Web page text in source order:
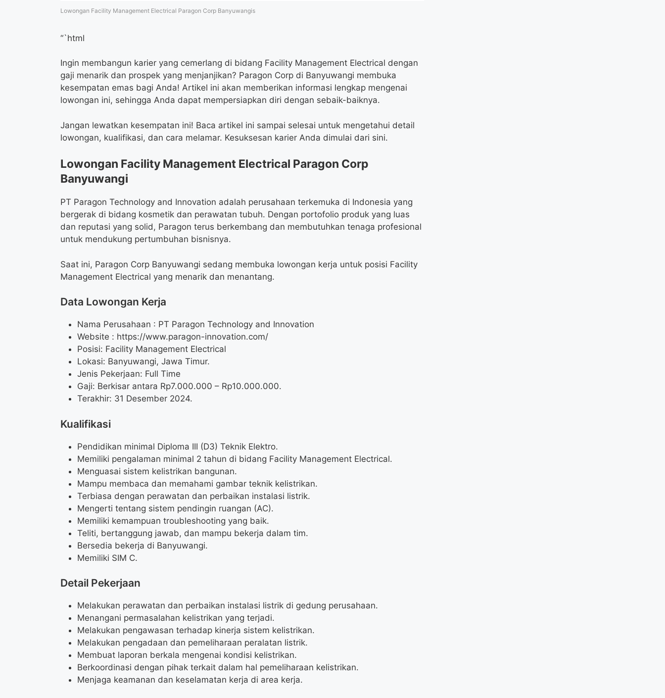
Lowongan Facility Management Electrical Paragon Corp Banyuwangis
“`html
Ingin membangun karier yang cemerlang di bidang Facility Management Electrical dengan
gaji menarik dan prospek yang menjanjikan? Paragon Corp di Banyuwangi membuka
kesempatan emas bagi Anda! Artikel ini akan memberikan informasi lengkap mengenai
lowongan ini, sehingga Anda dapat mempersiapkan diri dengan sebaik-baiknya.
Jangan lewatkan kesempatan ini! Baca artikel ini sampai selesai untuk mengetahui detail
lowongan, kualifikasi, dan cara melamar. Kesuksesan karier Anda dimulai dari sini.
Lowongan Facility Management Electrical Paragon Corp
Banyuwangi
PT Paragon Technology and Innovation adalah perusahaan terkemuka di Indonesia yang
bergerak di bidang kosmetik dan perawatan tubuh. Dengan portofolio produk yang luas
dan reputasi yang solid, Paragon terus berkembang dan membutuhkan tenaga profesional
untuk mendukung pertumbuhan bisnisnya.
Saat ini, Paragon Corp Banyuwangi sedang membuka lowongan kerja untuk posisi Facility
Management Electrical yang menarik dan menantang.
Data Lowongan Kerja
Nama Perusahaan : PT Paragon Technology and Innovation
Website : https://www.paragon-innovation.com/
Posisi: Facility Management Electrical
Lokasi: Banyuwangi, Jawa Timur.
Jenis Pekerjaan: Full Time
Gaji: Berkisar antara Rp7.000.000 – Rp10.000.000.
Terakhir: 31 Desember 2024.
Kualifikasi
Pendidikan minimal Diploma III (D3) Teknik Elektro.
Memiliki pengalaman minimal 2 tahun di bidang Facility Management Electrical.
Menguasai sistem kelistrikan bangunan.
Mampu membaca dan memahami gambar teknik kelistrikan.
Terbiasa dengan perawatan dan perbaikan instalasi listrik.
Mengerti tentang sistem pendingin ruangan (AC).
Memiliki kemampuan troubleshooting yang baik.
Teliti, bertanggung jawab, dan mampu bekerja dalam tim.
Bersedia bekerja di Banyuwangi.
Memiliki SIM C.
Detail Pekerjaan
Melakukan perawatan dan perbaikan instalasi listrik di gedung perusahaan.
Menangani permasalahan kelistrikan yang terjadi.
Melakukan pengawasan terhadap kinerja sistem kelistrikan.
Melakukan pengadaan dan pemeliharaan peralatan listrik.
Membuat laporan berkala mengenai kondisi kelistrikan.
Berkoordinasi dengan pihak terkait dalam hal pemeliharaan kelistrikan.
Menjaga keamanan dan keselamatan kerja di area kerja.